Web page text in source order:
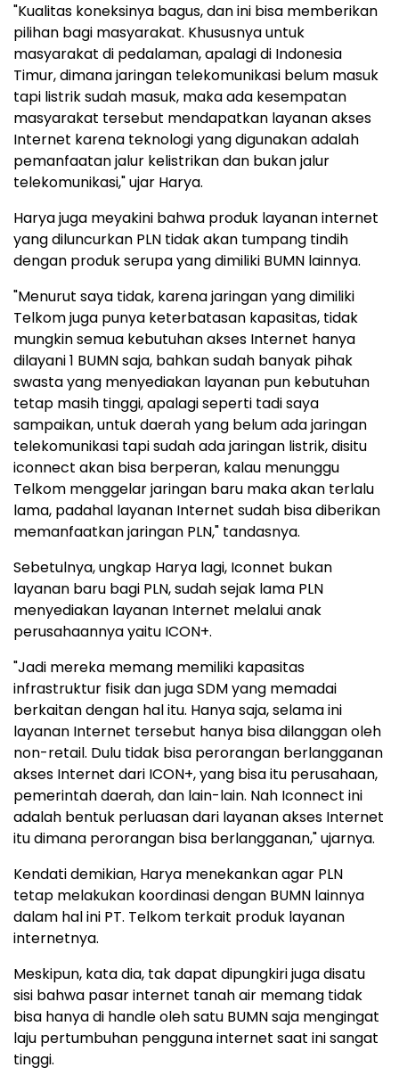
"Kualitas koneksinya bagus, dan ini bisa memberikan
pilihan bagi masyarakat. Khususnya untuk
masyarakat di pedalaman, apalagi di Indonesia
Timur, dimana jaringan telekomunikasi belum masuk
tapi listrik sudah masuk, maka ada kesempatan
masyarakat tersebut mendapatkan layanan akses
Internet karena teknologi yang digunakan adalah
pemanfaatan jalur kelistrikan dan bukan jalur
telekomunikasi," ujar Harya.
Harya juga meyakini bahwa produk layanan internet
yang diluncurkan PLN tidak akan tumpang tindih
dengan produk serupa yang dimiliki BUMN lainnya.
"Menurut saya tidak, karena jaringan yang dimiliki
Telkom juga punya keterbatasan kapasitas, tidak
mungkin semua kebutuhan akses Internet hanya
dilayani 1 BUMN saja, bahkan sudah banyak pihak
swasta yang menyediakan layanan pun kebutuhan
tetap masih tinggi, apalagi seperti tadi saya
sampaikan, untuk daerah yang belum ada jaringan
telekomunikasi tapi sudah ada jaringan listrik, disitu
iconnect akan bisa berperan, kalau menunggu
Telkom menggelar jaringan baru maka akan terlalu
lama, padahal layanan Internet sudah bisa diberikan
memanfaatkan jaringan PLN," tandasnya.
Sebetulnya, ungkap Harya lagi, Iconnet bukan
layanan baru bagi PLN, sudah sejak lama PLN
menyediakan layanan Internet melalui anak
perusahaannya yaitu ICON+.
"Jadi mereka memang memiliki kapasitas
infrastruktur fisik dan juga SDM yang memadai
berkaitan dengan hal itu. Hanya saja, selama ini
layanan Internet tersebut hanya bisa dilanggan oleh
non-retail. Dulu tidak bisa perorangan berlangganan
akses Internet dari ICON+, yang bisa itu perusahaan,
pemerintah daerah, dan lain-lain. Nah Iconnect ini
adalah bentuk perluasan dari layanan akses Internet
itu dimana perorangan bisa berlangganan," ujarnya.
Kendati demikian, Harya menekankan agar PLN
tetap melakukan koordinasi dengan BUMN lainnya
dalam hal ini PT. Telkom terkait produk layanan
internetnya.
Meskipun, kata dia, tak dapat dipungkiri juga disatu
sisi bahwa pasar internet tanah air memang tidak
bisa hanya di handle oleh satu BUMN saja mengingat
laju pertumbuhan pengguna internet saat ini sangat
tinggi.